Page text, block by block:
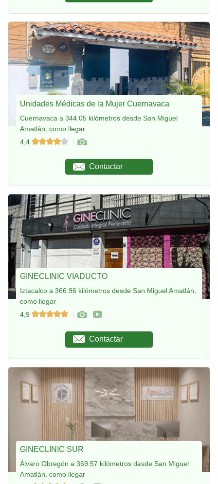
Unidades Médicas de la Mujer Cuernavaca
Cuernavaca a 344.05 kilómetros desde San Miguel
Amatlán, como llegar
4,4
Contactar
GINECLINIC VIADUCTO
Iztacalco a 366.96 kilómetros desde San Miguel Amatlán,
como llegar
4,9
Contactar
GINECLINIC SUR
Álvaro Obregón a 369.57 kilómetros desde San Miguel
Amatlán, como llegar